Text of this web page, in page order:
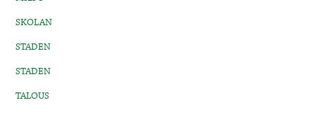
SKOLAN
STADEN
STADEN
TALOUS